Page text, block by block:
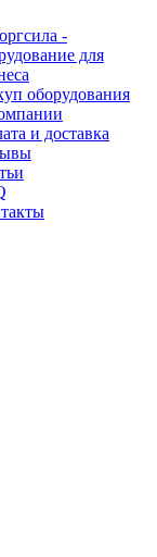
оборудования
и доставка